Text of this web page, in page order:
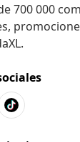
700 000